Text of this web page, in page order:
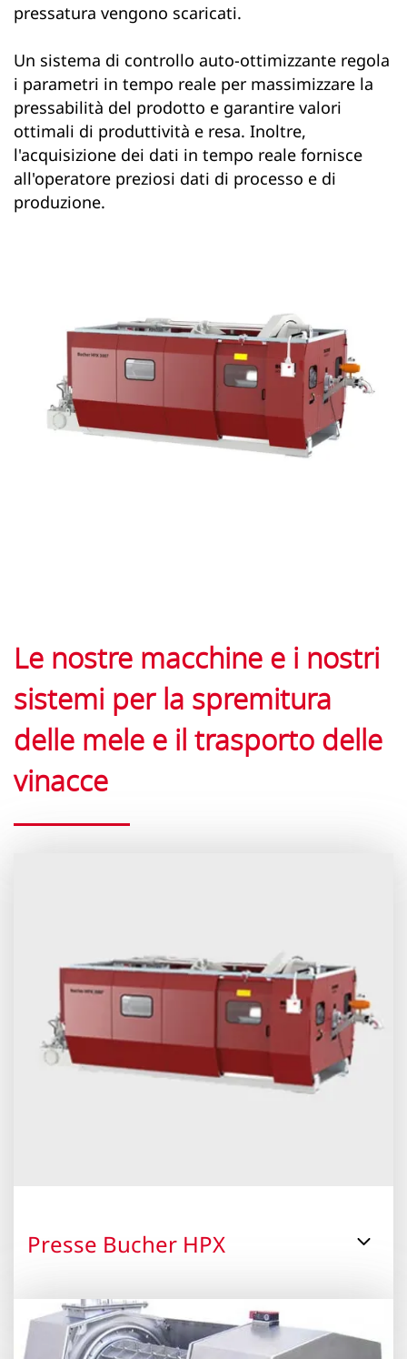
pressatura vengono scaricati.
Un sistema di controllo auto-ottimizzante regola
i parametri in tempo reale per massimizzare la
pressabilità del prodotto e garantire valori
ottimali di produttività e resa. Inoltre,
l'acquisizione dei dati in tempo reale fornisce
all'operatore preziosi dati di processo e di
produzione.
Le nostre macchine e i nostri
sistemi per la spremitura
delle mele e il trasporto delle
vinacce
Presse Bucher HPX